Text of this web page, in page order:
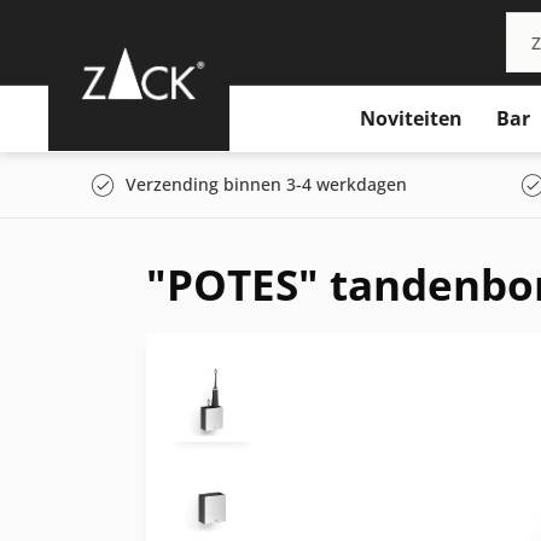
Noviteiten Bar
Verzending binnen 3-4 werkdagen
"POTES"